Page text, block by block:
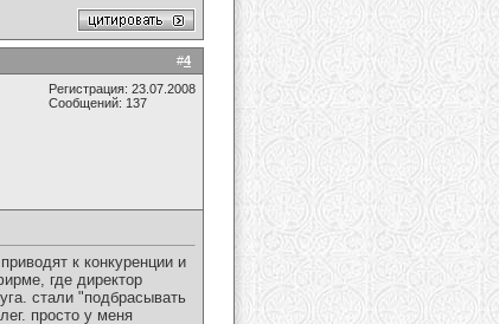
#4
Регистрация: 23.07.2008
Сообщений: 137
к конкуренции и
где директор
стали "подбрасывать
просто у меня